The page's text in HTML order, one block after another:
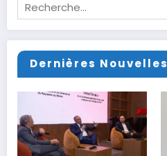
Dernières Nouvelles